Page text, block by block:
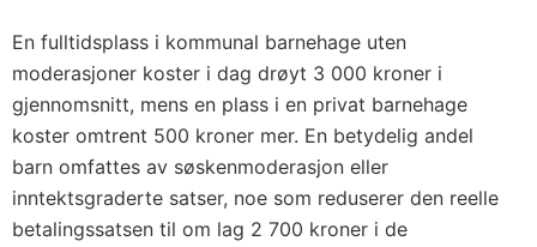
En fulltidsplass i kommunal barnehage uten
moderasjoner koster i dag drøyt 3 000 kroner i
gjennomsnitt, mens en plass i en privat barnehage
koster omtrent 500 kroner mer. En betydelig andel
barn omfattes av søskenmoderasjon eller
inntektsgraderte satser, noe som reduserer den reelle
betalingssatsen til om lag 2 700 kroner i de